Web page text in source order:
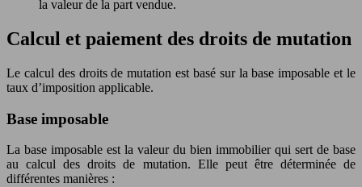
la valeur de la part vendue.
Calcul et paiement des droits de mutation
Le calcul des droits de mutation est basé sur la base imposable et le
taux d’imposition applicable.
Base imposable
La base imposable est la valeur du bien immobilier qui sert de base
au calcul des droits de mutation. Elle peut être déterminée de
différentes manières :